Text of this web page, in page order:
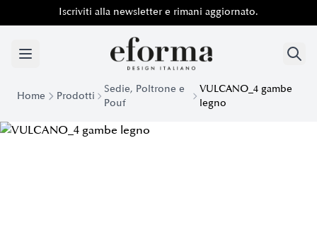
Iscriviti alla newsletter e rimani aggiornato.
Home Prodotti
Sedie, Poltrone e
Pouf
VULCANO_4 gambe
legno
Poltroncina Confortevole Vulcano con Gambe in Legno|